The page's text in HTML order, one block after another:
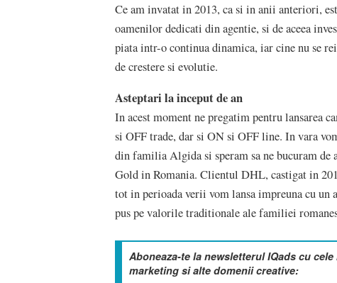
Ce am invatat in 2013, ca si in anii anteriori,
oamenilor dedicati din agentie, si de aceea
piata intr-o continua dinamica, iar cine nu se
de crestere si evolutie.
Asteptari la inceput de an
In acest moment ne pregatim pentru lansarea
si OFF trade, dar si ON si OFF line. In vara
din familia Algida si speram sa ne bucuram de
Gold in Romania. Clientul DHL, castigat in
tot in perioada verii vom lansa impreuna cu
pus pe valorile traditionale ale familiei
Aboneaza-te la newsletterul IQads cu
marketing si alte domenii creative: